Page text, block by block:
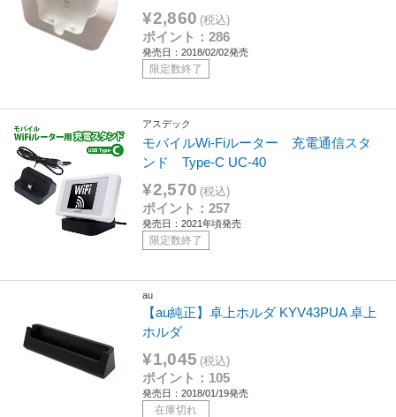
¥2,860 (税込)
ポイント：286
発売日：2018/02/02発売
限定数終了
アスデック
モバイルWi-Fiルーター 充電通信スタ
ンド Type-C UC-40
¥2,570 (税込)
ポイント：257
発売日：2021年頃発売
限定数終了
au
【au純正】卓上ホルダ KYV43PUA 卓上
ホルダ
¥1,045 (税込)
ポイント：105
発売日：2018/01/19発売
在庫切れ